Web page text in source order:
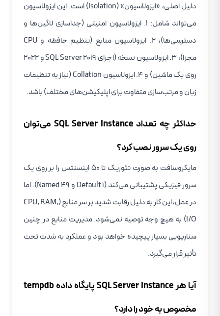
دلیل اصلی، «ایزولاسیون» (Isolation) است. این ایزولاسیون
می‌تواند شامل: ۱. ایزولاسیون امنیتی (جداسازی لاگین‌ها و
دسترسی‌ها)، ۲. ایزولاسیون منابع (تنظیم حافظه و CPU
مجزا)، ۳. ایزولاسیون نسخه (اجرای SQL Server 2019 و 2022
روی یک ماشین) و ۴. ایزولاسیون Collation (نیاز به تنظیمات
زبان و مرتب‌سازی متفاوت برای اپلیکیشن‌های مختلف) باشد.
حداکثر چه تعداد SQL Server Instance می‌توان
روی یک سرور نصب کرد؟
مایکروسافت به صورت تئوریک تا ۵۰ اینسنتس را بر روی یک
سرور فیزیکی پشتیبانی می‌کند (۱ Default و ۴۹ Named). اما
در عمل، این کار به دلیل رقابت شدید بر سر منابع (CPU, RAM,
I/O) به هیچ وجه توصیه نمی‌شود. مدیریت منابع در چنین
سناریویی بسیار پیچیده خواهد بود و عملکرد به شدت تحت
تأثیر قرار می‌گیرد.
آیا هر SQL Server Instance پایگاه داده tempdb
مخصوص به خود را دارد؟